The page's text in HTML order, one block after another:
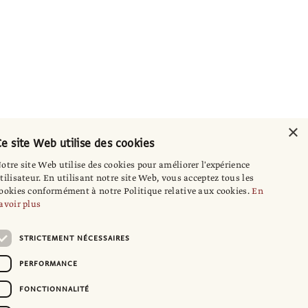
×
site Web utilise des cookies
site Web utilise des cookies pour améliorer l'expérience
En utilisant notre site Web, vous acceptez tous les
conformément à notre Politique relative aux cookies.En
plus
STRICTEMENT NÉCESSAIRES
PERFORMANCE
FONCTIONNALITÉ